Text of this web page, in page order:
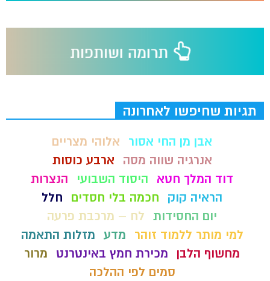
תגיות שחיפשו לאחרונה
אבן מן החי אסור
אלוהי מצריים
אנרגיה שווה מסה
ארבע כוסות
דוד המלך חטא
היסוד השבועי
הנצרות
הראיה קוק
חכמה בלי חסדים
חלל
יום החסידות לח – מרכבת פרעה
למי מותר ללמוד זוהר
מדע מזלות התאמה
מחשוף הלבן
מכירת חמץ באינטרנט
מרור
סמים לפי ההלכה